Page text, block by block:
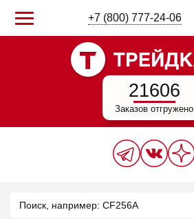
+7 (800) 777-24-06
21606
Заказов отгружено